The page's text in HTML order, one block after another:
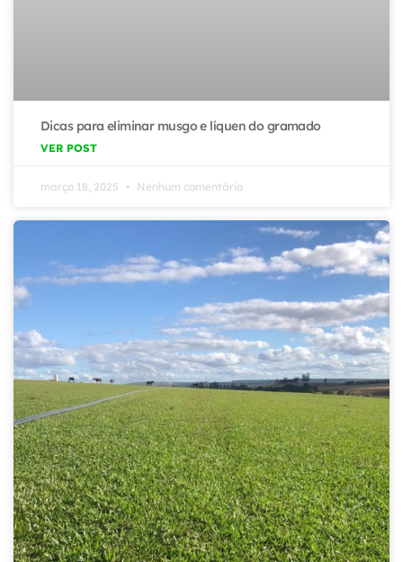
Dicas para eliminar musgo e líquen do gramado
VER POST
março 18, 2025 Nenhum comentário